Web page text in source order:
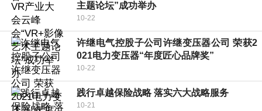
主题论坛”成功举办
10-22
许继电气控股子公司许继变压器公司 荣获2
021电力变压器“年度匠心品牌奖”
10-22
践行卓越保险战略 落实六大战略服务
10-21